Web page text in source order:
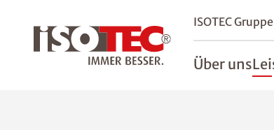
ISOTEC Gruppe
Über uns